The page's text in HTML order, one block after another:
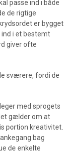
passe ind i både
de rigtige
er bygget
ind i et bestemt
giver ofte
sværere, fordi de
med sprogets
gælder om at
portion kreativitet.
bag
de enkelte